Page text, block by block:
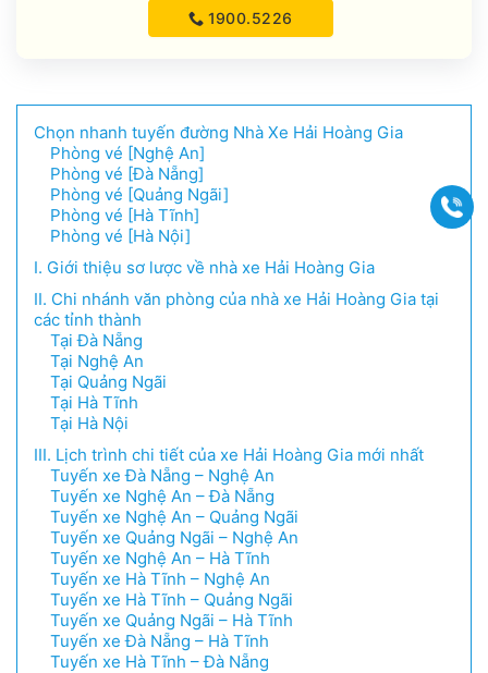
1900.5226
Chọn nhanh tuyến đường Nhà Xe Hải Hoàng Gia
Phòng vé [Nghệ An]
Phòng vé [Đà Nẵng]
Phòng vé [Quảng Ngãi]
Phòng vé [Hà Tĩnh]
Phòng vé [Hà Nội]
I. Giới thiệu sơ lược về nhà xe Hải Hoàng Gia
II. Chi nhánh văn phòng của nhà xe Hải Hoàng Gia tại
các tỉnh thành
Tại Đà Nẵng
Tại Nghệ An
Tại Quảng Ngãi
Tại Hà Tĩnh
Tại Hà Nội
III. Lịch trình chi tiết của xe Hải Hoàng Gia mới nhất
Tuyến xe Đà Nẵng – Nghệ An
Tuyến xe Nghệ An – Đà Nẵng
Tuyến xe Nghệ An – Quảng Ngãi
Tuyến xe Quảng Ngãi – Nghệ An
Tuyến xe Nghệ An – Hà Tĩnh
Tuyến xe Hà Tĩnh – Nghệ An
Tuyến xe Hà Tĩnh – Quảng Ngãi
Tuyến xe Quảng Ngãi – Hà Tĩnh
Tuyến xe Đà Nẵng – Hà Tĩnh
Tuyến xe Hà Tĩnh – Đà Nẵng